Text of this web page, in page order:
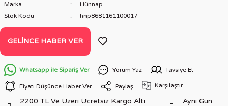
Marka
Hünnap
Stok Kodu
hnp8681161100017
GELINCE HABER VER
Whatsapp ile Sipariş Ver Yorum Yaz Tavsiye Et
Fiyatı Düşünce Haber Ver Paylaş Karşılaştır
2200 TL Ve Üzeri Ücretsiz Kargo Altı
Aynı Gün